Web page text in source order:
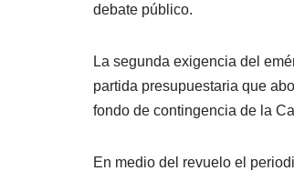
debate público.
La segunda exigencia del
partida presupuestaria que
fondo de contingencia de la
En medio del revuelo el